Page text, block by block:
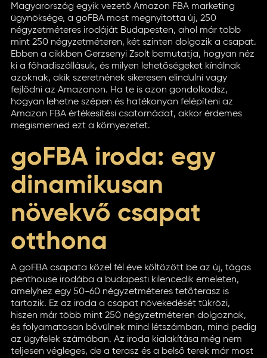
Magyarország egyik vezető Amazon FBA marketing
ügynöksége, a goFBA most megnyitotta új, 250
négyzetméteres irodáját Budapesten, ahol már több
mint 250 négyzetméteren, két szinten dolgozik a csapat.
Ebben a cikkben Gerzsenyi Zsolt bemutatja, hogyan néz
ki a főhadiszállásuk, és milyen lehetőségeket kínálnak
azoknak, akik szeretnének sikeresen elindulni vagy
fejlődni az Amazonon. Ha te is azon gondolkodsz,
hogyan lehetne szépen és hatékonyan felépíteni az
Amazon FBA értékesítési csatornádat, akkor érdemes
megismerned ezt a környezetet.
goFBA iroda: egy
dinamikusan
növekvő csapat
otthona
A goFBA csapata közel fél éve költözött be az új, tágas
penthouse irodába a budapesti kilencedik emeleten,
amelyhez egy 50-60 négyzetméteres tetőterasz is
tartozik. Ez az iroda a csapat növekedését tükrözi,
hiszen már több mint 250 négyzetméteren dolgoznak,
és folyamatosan bővülnek mind létszámban, mind pedig
az ügyfelek számában. Az iroda kialakítása még nem
teljesen végleges, de a terasz és a belső terek már most